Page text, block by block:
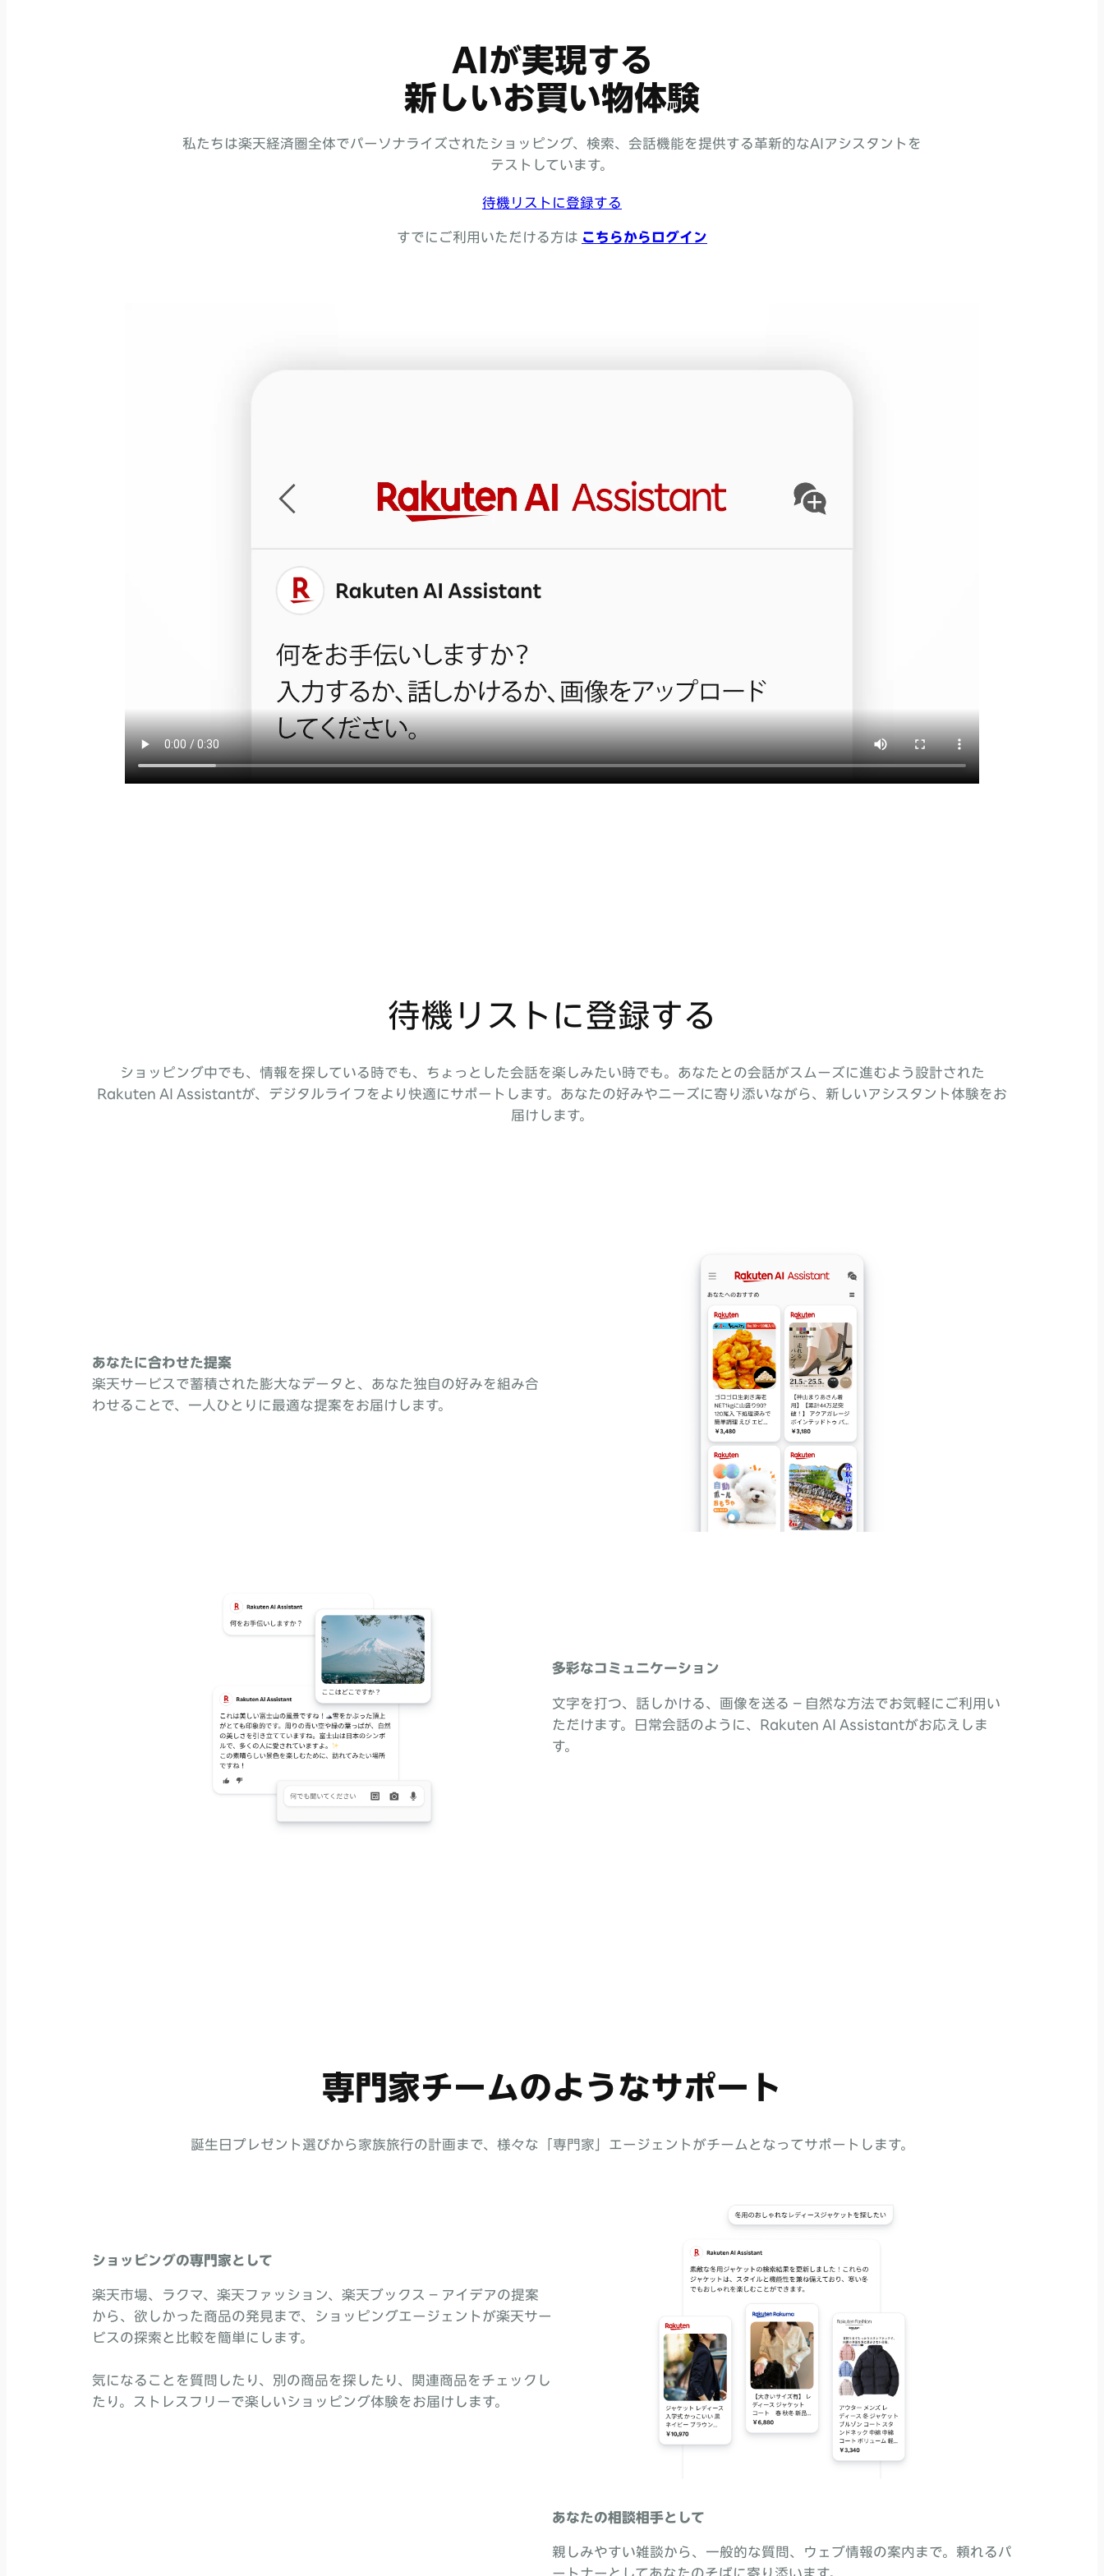
AIが実現する
新しいお買い物体験
私たちは楽天経済圏全体でパーソナライズされたショッピング、検索、会話機能を提供する革新的なAIアシスタントを
テストしています。
待機リストに登録する
すでにご利用いただける方は こちらからログイン
待機リストに登録する
ショッピング中でも、情報を探している時でも、ちょっとした会話を楽しみたい時でも。あなたとの会話がスムーズに進むよう設計された
Rakuten AI Assistantが、デジタルライフをより快適にサポートします。あなたの好みやニーズに寄り添いながら、新しいアシスタント体験をお
届けします。
あなたに合わせた提案
楽天サービスで蓄積された膨大なデータと、あなた独自の好みを組み合
わせることで、一人ひとりに最適な提案をお届けします。
多彩なコミュニケーション
文字を打つ、話しかける、画像を送る – 自然な方法でお気軽にご利用い
ただけます。日常会話のように、Rakuten AI Assistantがお応えしま
す。
専門家チームのようなサポート
誕生日プレゼント選びから家族旅行の計画まで、様々な「専門家」エージェントがチームとなってサポートします。
ショッピングの専門家として
楽天市場、ラクマ、楽天ファッション、楽天ブックス – アイデアの提案
から、欲しかった商品の発見まで、ショッピングエージェントが楽天サー
ビスの探索と比較を簡単にします。
気になることを質問したり、別の商品を探したり、関連商品をチェックし
たり。ストレスフリーで楽しいショッピング体験をお届けします。
あなたの相談相手として
親しみやすい雑談から、一般的な質問、ウェブ情報の案内まで。頼れるパ